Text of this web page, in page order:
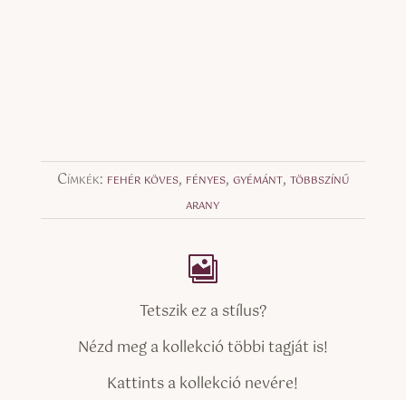
Címkék: fehér köves, fényes,gyémánt,többszínű
arany
Tetszik ez a stílus?
Nézd meg a kollekció többi tagját is!
Kattints a kollekció nevére!